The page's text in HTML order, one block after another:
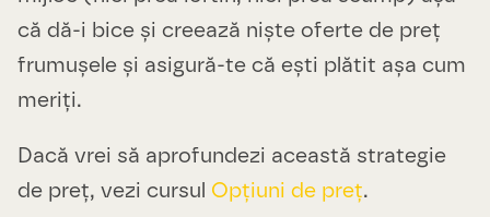
că dă-i bice și creează niște oferte de preț
frumușele și asigură-te că ești plătit așa cum
meriți.
Dacă vrei să aprofundezi această strategie
de preț, vezi cursul Opțiuni de preț.